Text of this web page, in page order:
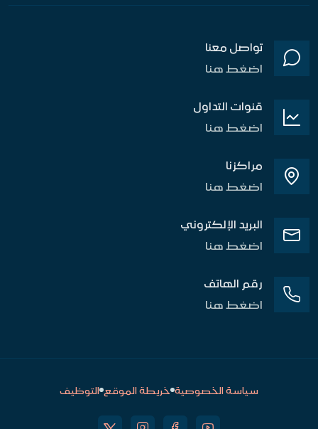
تواصل معنا
اضغط هنا
قنوات التداول
اضغط هنا
مراكزنا
اضغط هنا
البريد الإلكتروني
اضغط هنا
رقم الهاتف
اضغط هنا
سياسة الخصوصية خريطة الموقع التوظيف